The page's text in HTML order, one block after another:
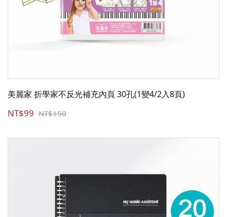
美麗家 折學家不反光補充內頁 30孔(1變4/2入8頁)
NT$99 NT$150